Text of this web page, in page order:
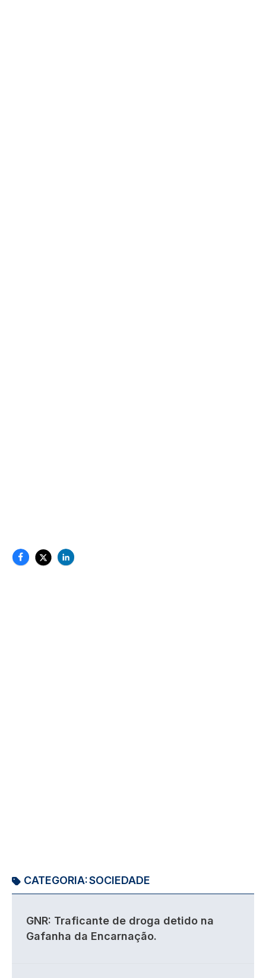
CATEGORIA:SOCIEDADE
GNR: Traficante de droga detido na
Gafanha da Encarnação.